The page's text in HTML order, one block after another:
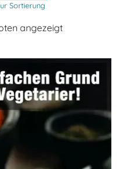
Sortierung
angezeigt